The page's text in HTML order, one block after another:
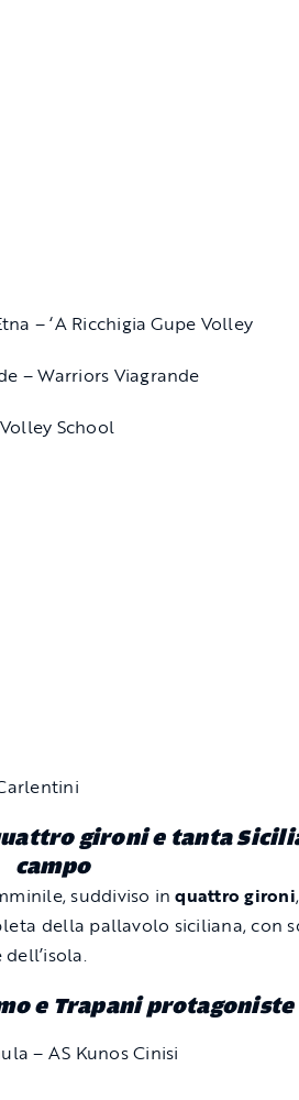
– ‘A Ricchigia Gupe Volley
– Warriors Viagrande
School
gironi e tanta
campo
suddiviso inquattro gironi,
della pallavolo siciliana, con
e Trapani protagoniste
– AS Kunos Cinisi